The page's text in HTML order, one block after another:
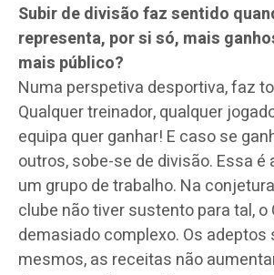
Subir de divisão faz sentido
representa, por si só, mais
mais público?
Numa perspetiva desportiva, faz
Qualquer treinador, qualquer
equipa quer ganhar! E caso se
outros, sobe-se de divisão. Essa é
um grupo de trabalho. Na
clube não tiver sustento para tal, o
demasiado complexo. Os adeptos
mesmos, as receitas não